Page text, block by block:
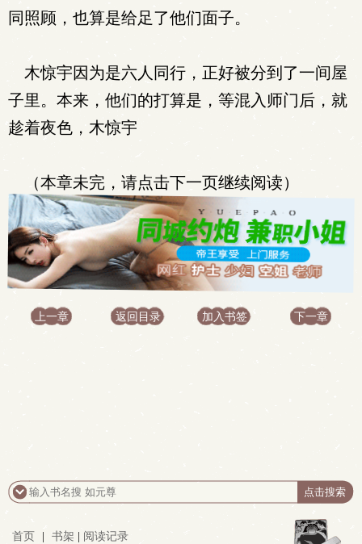
同照顾，也算是给足了他们面子。
木惊宇因为是六人同行，正好被分到了一间屋
子里。本来，他们的打算是，等混入师门后，就
趁着夜色，木惊宇
（本章未完，请点击下一页继续阅读）
上一章 返回目录 加入书签 下一章
首页 书架 阅读记录